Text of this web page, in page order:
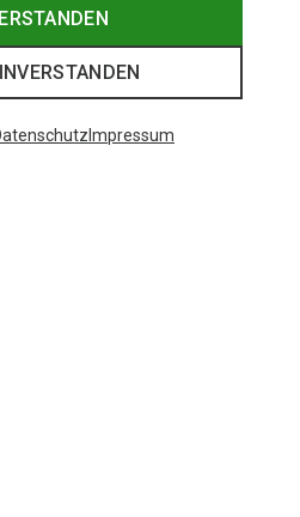
Impressum